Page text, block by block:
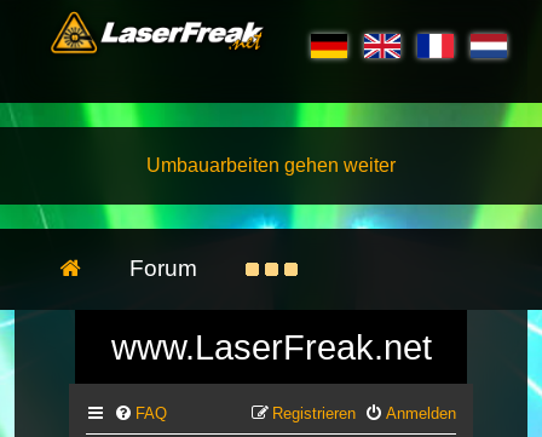
Umbauarbeiten gehen weiter
Forum
www.LaserFreak.net
FAQ Anmelden
Registrieren